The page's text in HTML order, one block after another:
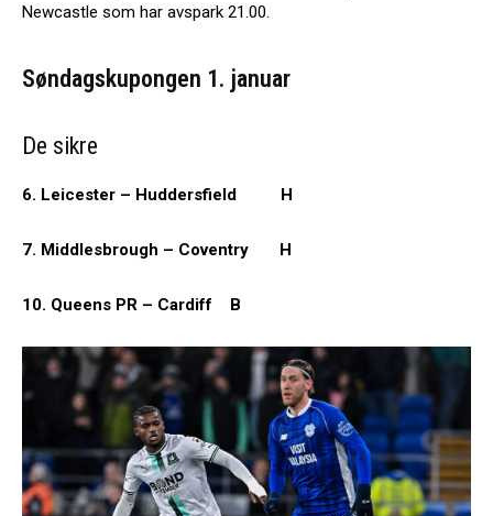
Newcastle som har avspark 21.00.
Søndagskupongen 1. januar
De sikre
6. Leicester – Huddersfield H
7. Middlesbrough – Coventry H
10. Queens PR – Cardiff B